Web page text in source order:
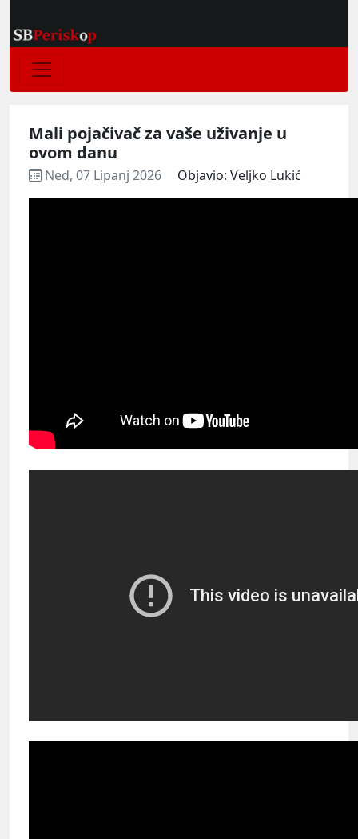
Mali pojačivač za vaše uživanje u
ovom danu
Ned, 07 Lipanj 2026 Objavio: Veljko Lukić